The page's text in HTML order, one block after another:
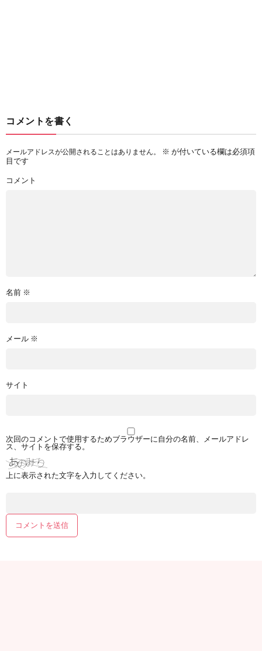
コメントを書く
メールアドレスが公開されることはありません。 ※ が付いている欄は必須項
目です
コメント
名前 ※
メール ※
サイト
次回のコメントで使用するためブラウザーに自分の名前、メールアドレ
ス、サイトを保存する。
上に表示された文字を入力してください。